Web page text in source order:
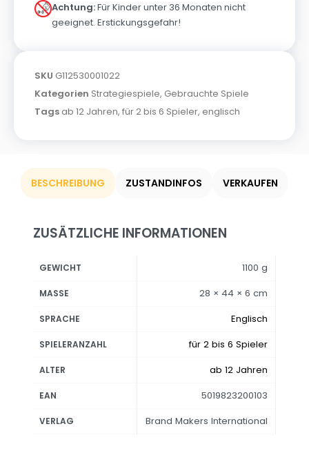
Achtung:Für Kinder unter 36 Monaten nicht
geeignet. Erstickungsgefahr!
SKU G112530001022
Kategorien Strategiespiele, Gebrauchte Spiele
Tags ab 12 Jahren, für 2 bis 6 Spieler, englisch
BESCHREIBUNG ZUSTANDINFOS VERKAUFEN
ZUSÄTZLICHE INFORMATIONEN
GEWICHT 1100 g
MASSE 28 × 44 × 6 cm
SPRACHE Englisch
SPIELERANZAHL für 2 bis 6 Spieler
ALTER ab 12 Jahren
EAN 5019823200103
VERLAG Brand Makers International